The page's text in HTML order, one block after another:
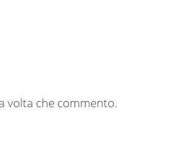
volta che commento.